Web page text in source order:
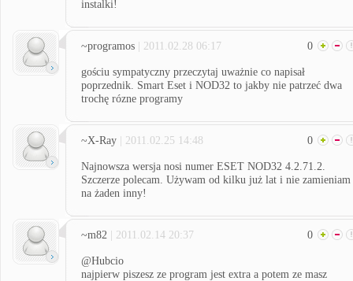
instalki!
~programos | 2011.02.28 06:17 0
gościu sympatyczny przeczytaj uważnie co napisał
poprzednik. Smart Eset i NOD32 to jakby nie patrzeć dwa
trochę rózne programy
~X-Ray | 2011.02.25 14:48 0
Najnowsza wersja nosi numer ESET NOD32 4.2.71.2.
Szczerze polecam. Używam od kilku już lat i nie zamieniam
na żaden inny!
~m82 | 2011.02.14 20:37 0
@Hubcio
najpierw piszesz ze program jest extra a potem ze masz